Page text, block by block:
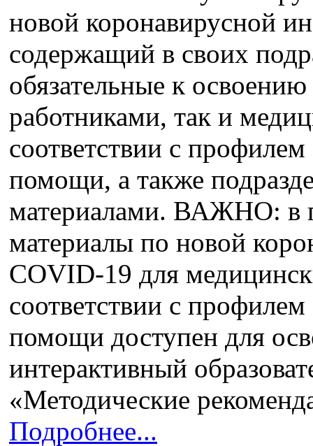
новой коронавирусной
содержащий в своих
обязательные к
работниками, так и
соответствии с
помощи, а также
материалами. ВАЖНО: в
материалы по новой
COVID-19 для
соответствии с
помощи доступен для
интерактивный
«Методические
Подробнее...